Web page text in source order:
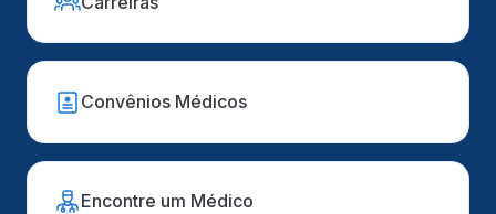
Convênios Médicos
Encontre um Médico